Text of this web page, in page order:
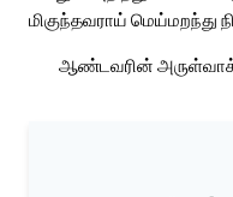
மிகுந்தவராய் மெய்மறந்து
ஆண்டவரின்